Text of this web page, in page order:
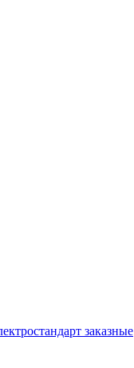
заказные